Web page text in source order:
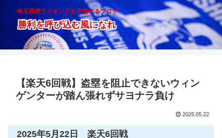
埼玉西武ライオンズを応援するブログ
勝利を呼び込む風になれ
【楽天6回戦】盗塁を阻止できないウィン
ゲンターが踏ん張れずサヨナラ負け
2025.05.22
2025年5月22日 楽天6回戦